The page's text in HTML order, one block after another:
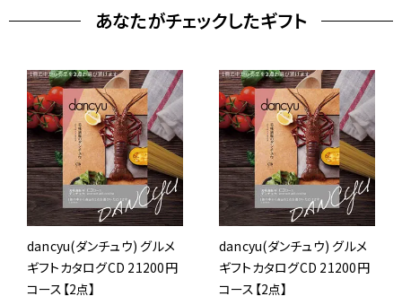
あなたがチェックしたギフト
dancyu(ダンチュウ) グルメ
ギフトカタログCD 21200円
コース【2点】
dancyu(ダンチュウ) グルメ
ギフトカタログCD 21200円
コース【2点】